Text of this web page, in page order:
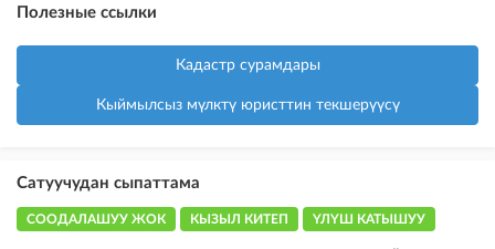
Полезные ссылки
Кадастр сурамдары
Кыймылсыз мүлктү юристтин текшерүүсү
Сатуучудан сыпаттама
СООДАЛАШУУ ЖОК КЫЗЫЛ КИТЕП ҮЛҮШ КАТЫШУУ